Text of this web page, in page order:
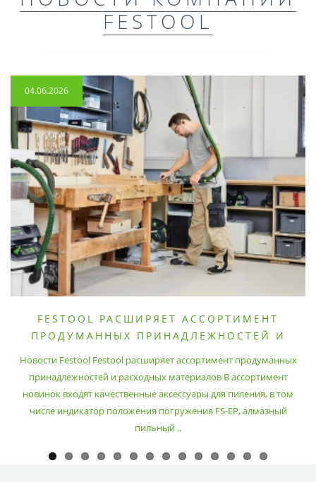
FESTOOL
04.06.2026
FESTOOL РАСШИРЯЕТ АССОРТИМЕНТ
ПРОДУМАННЫХ ПРИНАДЛЕЖНОСТЕЙ И
Новости Festool Festool расширяет ассортимент продуманных
принадлежностей и расходных материалов В ассортимент
новинок входят качественные аксессуары для пиления, в том
числе индикатор положения погружения FS-EP, алмазный
пильный ..